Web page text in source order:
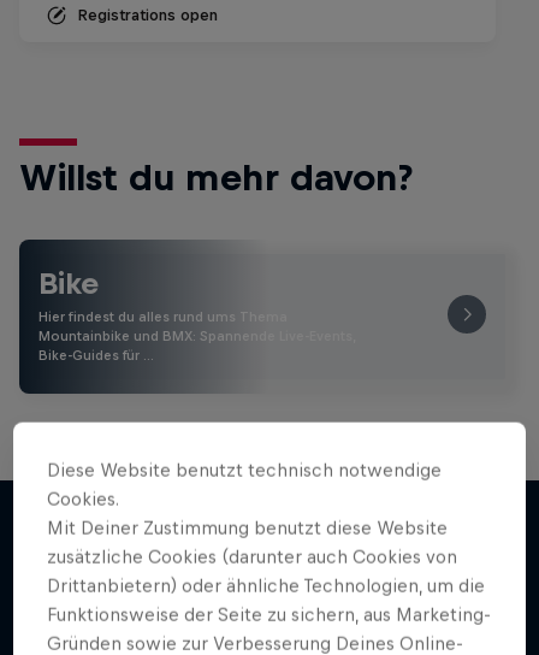
Registrations open
Willst du mehr davon?
Bike
Hier findest du alles rund ums Thema
Mountainbike und BMX: Spannende Live-Events,
Bike-Guides für …
Mehr davon
Diese Website benutzt technisch notwendige
Cookies.
Mit Deiner Zustimmung benutzt diese Website
zusätzliche Cookies (darunter auch Cookies von
Drittanbietern) oder ähnliche Technologien, um die
Funktionsweise der Seite zu sichern, aus Marketing-
Gründen sowie zur Verbesserung Deines Online-